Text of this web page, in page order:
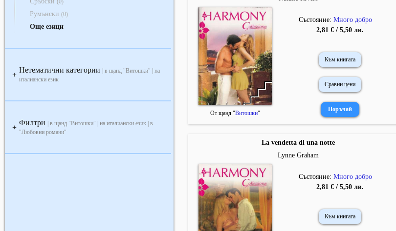
(0)
Румънски (0)
Още езици
+
Нетематични категории
| в щанд "Витошки" | на
италиански език
+
Филтри
| в щанд "Витошки" | на италиански език | в
"Любовни романи"
От щанд "Витошки"
Състояние: Много добро
2,81 € / 5,50 лв.
Към книгата
Сравни цени
La vendetta di una notte
Lynne Graham
Състояние: Много добро
2,81 € / 5,50 лв.
Към книгата